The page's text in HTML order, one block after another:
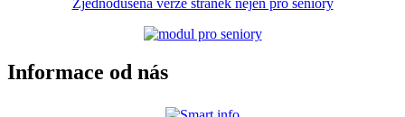
Zjednodušená verze stránek nejen pro seniory
Informace od nás